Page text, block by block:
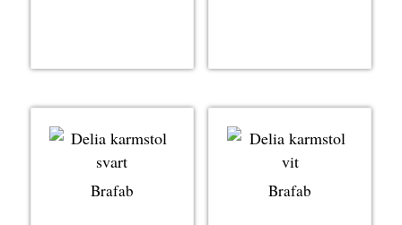
Brafab Brafab